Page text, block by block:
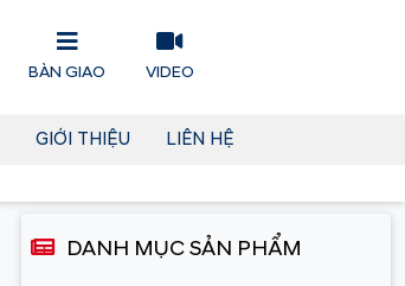
BÀN GIAO VIDEO
GIỚI THIỆU LIÊN HỆ
DANH MỤC SẢN PHẨM